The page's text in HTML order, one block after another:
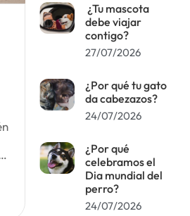
¿Tu mascota
debe viajar
contigo?
27/07/2026
¿Por qué tu gato
da cabezazos?
24/07/2026
¿Por qué
celebramos el
Dia mundial del
perro?
24/07/2026